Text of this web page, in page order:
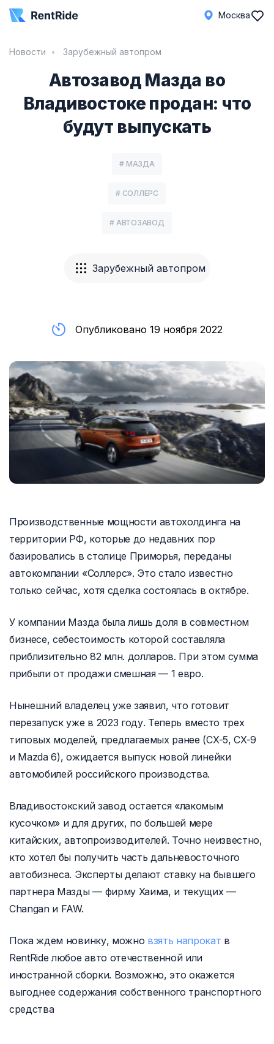
Москва
Новости Зарубежный автопром
Автозавод Мазда во
Владивостоке продан: что
будут выпускать
# МАЗДА
# СОЛЛЕРС
# АВТОЗАВОД
Зарубежный автопром
Опубликовано 19 ноября 2022
Производственные мощности автохолдинга на
территории РФ, которые до недавних пор
базировались в столице Приморья, переданы
автокомпании «Соллерс». Это стало известно
только сейчас, хотя сделка состоялась в октябре.
У компании Мазда была лишь доля в совместном
бизнесе, себестоимость которой составляла
приблизительно 82 млн. долларов. При этом сумма
прибыли от продажи смешная — 1 евро.
Нынешний владелец уже заявил, что готовит
перезапуск уже в 2023 году. Теперь вместо трех
типовых моделей, предлагаемых ранее (CX-5, CX-9
и Mazda 6), ожидается выпуск новой линейки
автомобилей российского производства.
Владивостокский завод остается «лакомым
кусочком» и для других, по большей мере
китайских, автопроизводителей. Точно неизвестно,
кто хотел бы получить часть дальневосточного
автобизнеса. Эксперты делают ставку на бывшего
партнера Мазды — фирму Хаима, и текущих —
Changan и FAW.
Пока ждем новинку, можно взять напрокат в
RentRide любое авто отечественной или
иностранной сборки. Возможно, это окажется
выгоднее содержания собственного транспортного
средства